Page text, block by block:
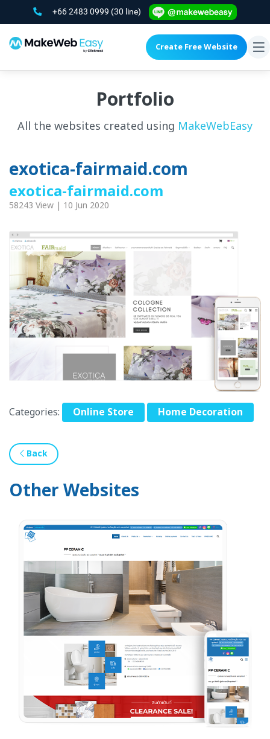
+66 2483 0999 (30 line)
Create Free Website
Portfolio
All the websites created using MakeWebEasy
exotica-fairmaid.com
exotica-fairmaid.com
58243 View | 10 Jun 2020
Categories: Online Store Home Decoration
Back
Other Websites